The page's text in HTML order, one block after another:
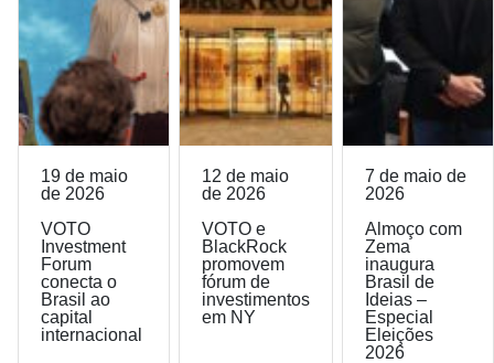
19 de maio
de 2026
VOTO
Investment
Forum
conecta o
Brasil ao
capital
internacional
12 de maio
de 2026
VOTO e
BlackRock
promovem
fórum de
investimentos
em NY
7 de maio de
2026
Almoço com
Zema
inaugura
Brasil de
Ideias –
Especial
Eleições
2026